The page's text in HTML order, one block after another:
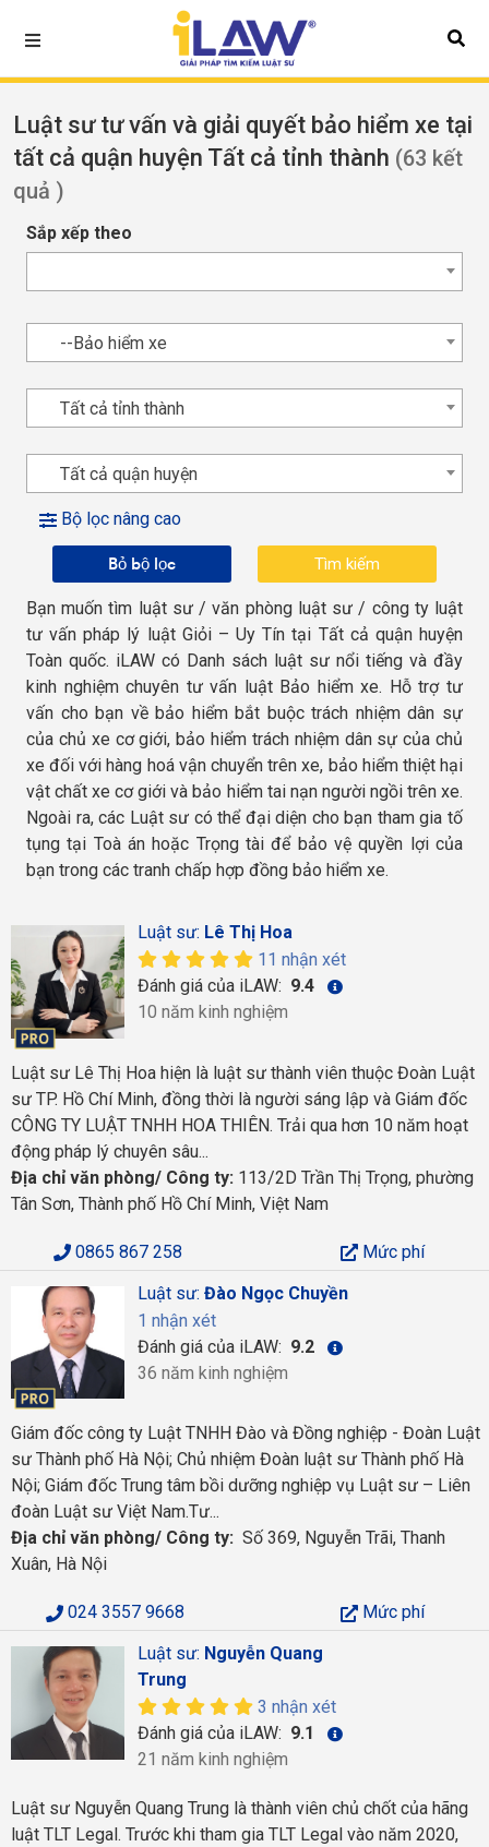
Luật sư tư vấn và giải quyết bảo hiểm xe tại
tất cả quận huyện Tất cả tỉnh thành (63 kết
quả )
Sắp xếp theo
--Bảo hiểm xe
Tất cả tỉnh thành
Tất cả quận huyện
Bộ lọc nâng cao
Bỏ bộ lọc
Bạn muốn tìm luật sư / văn phòng luật sư / công ty luật
tư vấn pháp lý luật Giỏi – Uy Tín tại Tất cả quận huyện
Toàn quốc. iLAW có Danh sách luật sư nổi tiếng và đầy
kinh nghiệm chuyên tư vấn luật Bảo hiểm xe. Hỗ trợ tư
vấn cho bạn về bảo hiểm bắt buộc trách nhiệm dân sự
của chủ xe cơ giới, bảo hiểm trách nhiệm dân sự của chủ
xe đối với hàng hoá vận chuyển trên xe, bảo hiểm thiệt hại
vật chất xe cơ giới và bảo hiểm tai nạn người ngồi trên xe.
Ngoài ra, các Luật sư có thể đại diện cho bạn tham gia tố
tụng tại Toà án hoặc Trọng tài để bảo vệ quyền lợi của
bạn trong các tranh chấp hợp đồng bảo hiểm xe.
Luật sư: Lê Thị Hoa
11 nhận xét
Đánh giá của iLAW: 9.4
10 năm kinh nghiệm
Luật sư Lê Thị Hoa hiện là luật sư thành viên thuộc Đoàn Luật
sư TP. Hồ Chí Minh, đồng thời là người sáng lập và Giám đốc
CÔNG TY LUẬT TNHH HOA THIÊN. Trải qua hơn 10 năm hoạt
động pháp lý chuyên sâu...
Địa chỉ văn phòng/ Công ty: 113/2D Trần Thị Trọng, phường
Tân Sơn, Thành phố Hồ Chí Minh, Việt Nam
0865 867 258
Mức phí
Luật sư: Đào Ngọc Chuyền
1 nhận xét
Đánh giá của iLAW: 9.2
36 năm kinh nghiệm
Giám đốc công ty Luật TNHH Đào và Đồng nghiệp - Đoàn Luật
sư Thành phố Hà Nội; Chủ nhiệm Đoàn luật sư Thành phố Hà
Nội; Giám đốc Trung tâm bồi dưỡng nghiệp vụ Luật sư – Liên
đoàn Luật sư Việt Nam.Tư...
Địa chỉ văn phòng/ Công ty: Số 369, Nguyễn Trãi, Thanh
Xuân, Hà Nội
024 3557 9668
Mức phí
Luật sư: Nguyễn Quang
Trung
3 nhận xét
Đánh giá của iLAW: 9.1
21 năm kinh nghiệm
Luật sư Nguyễn Quang Trung là thành viên chủ chốt của hãng
luật TLT Legal. Trước khi tham gia TLT Legal vào năm 2020,